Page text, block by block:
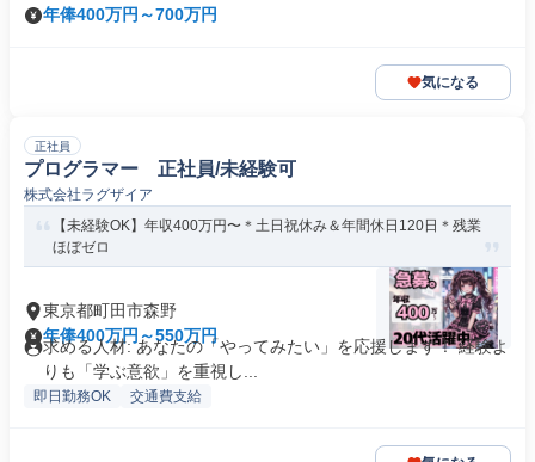
年俸400万円～700万円
気になる
正社員
プログラマー 正社員/未経験可
株式会社ラグザイア
【未経験OK】年収400万円〜＊土日祝休み＆年間休日120日＊残業
ほぼゼロ
東京都町田市森野
年俸400万円～550万円
求める人材: あなたの「やってみたい」を応援します！ 経験よ
りも「学ぶ意欲」を重視し...
即日勤務OK 交通費支給